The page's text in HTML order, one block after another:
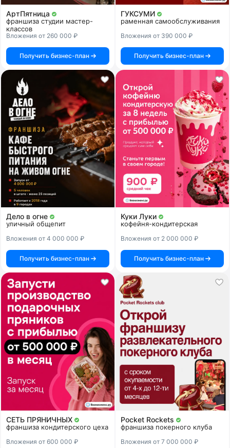
АртПятница
франшиза студии мастер-
классов
Вложения от 260 000 ₽
Получить бизнес-план
ГУКСУМИ
раменная самообслуживания
Вложения от 390 000 ₽
Получить бизнес-план
Дело в огне
уличный общепит
Вложения от 4 000 000 ₽
Получить бизнес-план
Куки Луки
кофейня-кондитерская
Вложения от 2 000 000 ₽
Получить бизнес-план
СЕТЬ ПРЯНИЧНЫХ
франшиза кондитерского цеха
Вложения от 600 000 ₽
Pocket Rockets
франшиза покерного клуба
Вложения от 7 000 000 ₽